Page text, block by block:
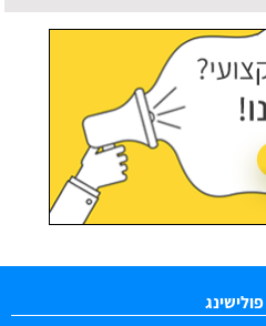
עודכן לאחרונה:16/07/2026, בשעה 10:36